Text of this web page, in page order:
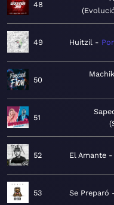
48
49 Huitzil
50
51
52 El Amante
53 Se Preparó